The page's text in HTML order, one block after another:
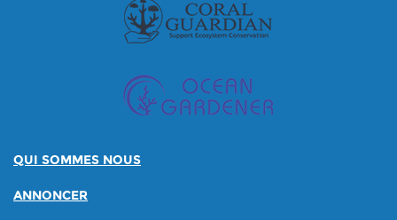
QUI SOMMES NOUS
ANNONCER